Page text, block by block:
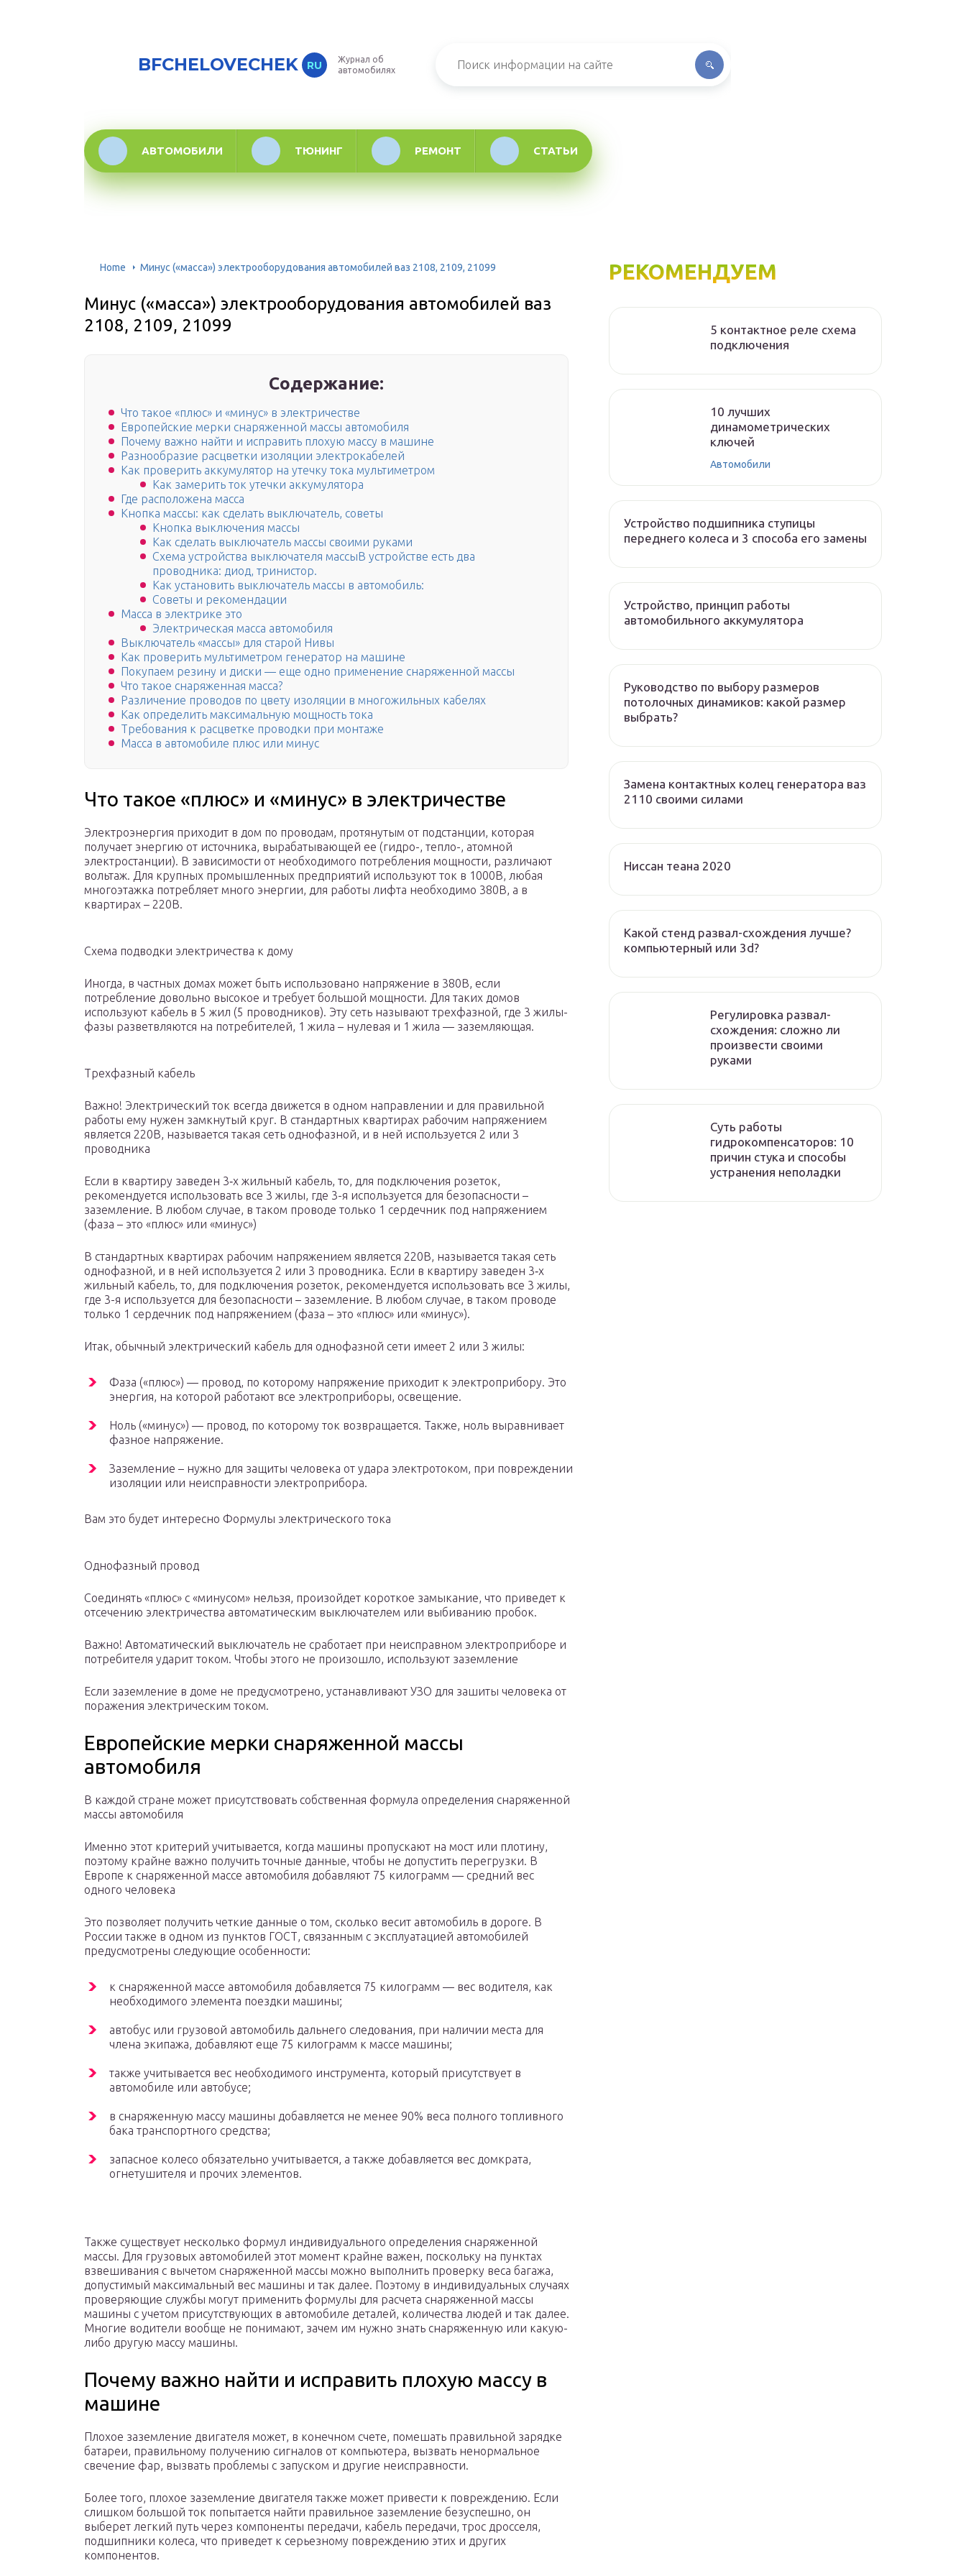
BFCHELOVECHEK RU
Журнал об
автомобилях
АВТОМОБИЛИ ТЮНИНГ РЕМОНТ СТАТЬИ
Home Минус («масса») электрооборудования автомобилей ваз 2108, 2109, 21099
Минус («масса») электрооборудования автомобилей ваз
2108, 2109, 21099
Содержание:
Что такое «плюс» и «минус» в электричестве
Европейские мерки снаряженной массы автомобиля
Почему важно найти и исправить плохую массу в машине
Разнообразие расцветки изоляции электрокабелей
Как проверить аккумулятор на утечку тока мультиметром
Как замерить ток утечки аккумулятора
Где расположена масса
Кнопка массы: как сделать выключатель, советы
Кнопка выключения массы
Как сделать выключатель массы своими руками
Схема устройства выключателя массыВ устройстве есть два
проводника: диод, тринистор.
Как установить выключатель массы в автомобиль:
Советы и рекомендации
Масса в электрике это
Электрическая масса автомобиля
Выключатель «массы» для старой Нивы
Как проверить мультиметром генератор на машине
Покупаем резину и диски — еще одно применение снаряженной массы
Что такое снаряженная масса?
Различение проводов по цвету изоляции в многожильных кабелях
Как определить максимальную мощность тока
Требования к расцветке проводки при монтаже
Масса в автомобиле плюс или минус
Что такое «плюс» и «минус» в электричестве
Электроэнергия приходит в дом по проводам, протянутым от подстанции, которая
получает энергию от источника, вырабатывающей ее (гидро-, тепло-, атомной
электростанции). В зависимости от необходимого потребления мощности, различают
вольтаж. Для крупных промышленных предприятий используют ток в 1000В, любая
многоэтажка потребляет много энергии, для работы лифта необходимо 380В, а в
квартирах – 220В.
Схема подводки электричества к дому
Иногда, в частных домах может быть использовано напряжение в 380В, если
потребление довольно высокое и требует большой мощности. Для таких домов
используют кабель в 5 жил (5 проводников). Эту сеть называют трехфазной, где 3 жилы-
фазы разветвляются на потребителей, 1 жила – нулевая и 1 жила — заземляющая.
Трехфазный кабель
Важно! Электрический ток всегда движется в одном направлении и для правильной
работы ему нужен замкнутый круг. В стандартных квартирах рабочим напряжением
является 220В, называется такая сеть однофазной, и в ней используется 2 или 3
проводника
Если в квартиру заведен 3‐х жильный кабель, то, для подключения розеток,
рекомендуется использовать все 3 жилы, где 3-я используется для безопасности –
заземление. В любом случае, в таком проводе только 1 сердечник под напряжением
(фаза – это «плюс» или «минус»)
В стандартных квартирах рабочим напряжением является 220В, называется такая сеть
однофазной, и в ней используется 2 или 3 проводника. Если в квартиру заведен 3‐х
жильный кабель, то, для подключения розеток, рекомендуется использовать все 3 жилы,
где 3-я используется для безопасности – заземление. В любом случае, в таком проводе
только 1 сердечник под напряжением (фаза – это «плюс» или «минус»).
Итак, обычный электрический кабель для однофазной сети имеет 2 или 3 жилы:
Фаза («плюс») — провод, по которому напряжение приходит к электроприбору. Это
энергия, на которой работают все электроприборы, освещение.
Ноль («минус») — провод, по которому ток возвращается. Также, ноль выравнивает
фазное напряжение.
Заземление – нужно для защиты человека от удара электротоком, при повреждении
изоляции или неисправности электроприбора.
Вам это будет интересно Формулы электрического тока
Однофазный провод
Соединять «плюс» с «минусом» нельзя, произойдет короткое замыкание, что приведет к
отсечению электричества автоматическим выключателем или выбиванию пробок.
Важно! Автоматический выключатель не сработает при неисправном электроприборе и
потребителя ударит током. Чтобы этого не произошло, используют заземление
Если заземление в доме не предусмотрено, устанавливают УЗО для зашиты человека от
поражения электрическим током.
Европейские мерки снаряженной массы
автомобиля
В каждой стране может присутствовать собственная формула определения снаряженной
массы автомобиля
Именно этот критерий учитывается, когда машины пропускают на мост или плотину,
поэтому крайне важно получить точные данные, чтобы не допустить перегрузки. В
Европе к снаряженной массе автомобиля добавляют 75 килограмм — средний вес
одного человека
Это позволяет получить четкие данные о том, сколько весит автомобиль в дороге. В
России также в одном из пунктов ГОСТ, связанным с эксплуатацией автомобилей
предусмотрены следующие особенности:
к снаряженной массе автомобиля добавляется 75 килограмм — вес водителя, как
необходимого элемента поездки машины;
автобус или грузовой автомобиль дальнего следования, при наличии места для
члена экипажа, добавляют еще 75 килограмм к массе машины;
также учитывается вес необходимого инструмента, который присутствует в
автомобиле или автобусе;
в снаряженную массу машины добавляется не менее 90% веса полного топливного
бака транспортного средства;
запасное колесо обязательно учитывается, а также добавляется вес домкрата,
огнетушителя и прочих элементов.
Также существует несколько формул индивидуального определения снаряженной
массы. Для грузовых автомобилей этот момент крайне важен, поскольку на пунктах
взвешивания с вычетом снаряженной массы можно выполнить проверку веса багажа,
допустимый максимальный вес машины и так далее. Поэтому в индивидуальных случаях
проверяющие службы могут применить формулы для расчета снаряженной массы
машины с учетом присутствующих в автомобиле деталей, количества людей и так далее.
Многие водители вообще не понимают, зачем им нужно знать снаряженную или какую-
либо другую массу машины.
Почему важно найти и исправить плохую массу в
машине
Плохое заземление двигателя может, в конечном счете, помешать правильной зарядке
батареи, правильному получению сигналов от компьютера, вызвать ненормальное
свечение фар, вызвать проблемы с запуском и другие неисправности.
Более того, плохое заземление двигателя также может привести к повреждению. Если
слишком большой ток попытается найти правильное заземление безуспешно, он
выберет легкий путь через компоненты передачи, кабель передачи, трос дросселя,
подшипники колеса, что приведет к серьезному повреждению этих и других
компонентов.
РЕКОМЕНДУЕМ
5 контактное реле схема
подключения
10 лучших
динамометрических
ключей
Автомобили
Устройство подшипника ступицы
переднего колеса и 3 способа его замены
Устройство, принцип работы
автомобильного аккумулятора
Руководство по выбору размеров
потолочных динамиков: какой размер
выбрать?
Замена контактных колец генератора ваз
2110 своими силами
Ниссан теана 2020
Какой стенд развал-схождения лучше?
компьютерный или 3d?
Регулировка развал-
схождения: сложно ли
произвести своими
руками
Суть работы
гидрокомпенсаторов: 10
причин стука и способы
устранения неполадки